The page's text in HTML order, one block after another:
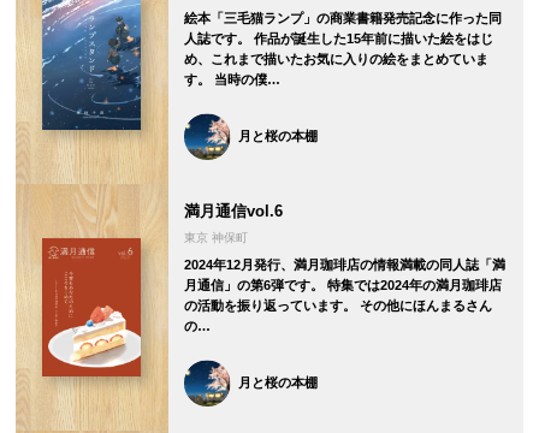
絵本「三毛猫ランプ」の商業書籍発売記念に作った同
人誌です。 作品が誕生した15年前に描いた絵をはじ
め、これまで描いたお気に入りの絵をまとめていま
す。 当時の僕…
月と桜の本棚
満月通信vol.6
東京 神保町
2024年12月発行、満月珈琲店の情報満載の同人誌「満
月通信」の第6弾です。 特集では2024年の満月珈琲店
の活動を振り返っています。 その他にほんまるさん
の…
月と桜の本棚